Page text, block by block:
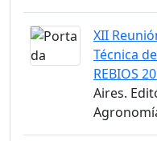
XII
Técnica
REBIOS
Aires.